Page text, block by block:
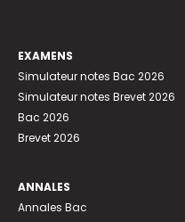
EXAMENS
Simulateur notes Bac 2026
Simulateur notes Brevet 2026
Bac 2026
Brevet 2026
ANNALES
Annales Bac